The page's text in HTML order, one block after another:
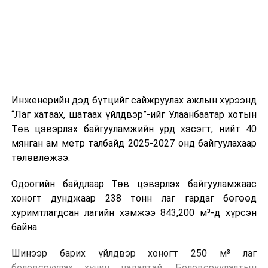
өдөр тутмын ажлын бэлэн байдлыг хангах зэрэг
практик ур чадварыг сургалтын хөтөлбөрт тусгажээ.
Сургалтыг танилцуулах лекц, асуулт-хариулт,
жишээнд суурилсан сургалт, багаар ажиллах дасгал,
танилцах, онцгой нөхцөлд ажиллах дадлага зэрэг
онол, практик хосолсон хэлбэрээр зохион байгуулж
байна.
зохион байгуулах Үндэсний хорооны Ажлын алба,
Инженерийн дэд бүтцийг сайжруулах ажлын хүрээнд
“Лаг хатаах, шатаах үйлдвэр”-ийг Улаанбаатар хотын
Төв цэвэрлэх байгууламжийн урд хэсэгт, нийт 40
мянган ам метр талбайд 2025-2027 онд байгуулахаар
төлөвлөжээ.
Одоогийн байдлаар Төв цэвэрлэх байгууламжаас
хоногт дунджаар 238 тонн лаг гардаг бөгөөд
хуримтлагдсан лагийн хэмжээ 843,200 м³-д хүрсэн
байна.
Шинээр барих үйлдвэр хоногт 250 м³ лаг